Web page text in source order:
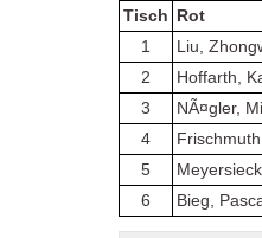
Tisch
Rot
1
Liu,
2
Hoffarth,
3
NÃ¤gler,
4
5
6
Bieg,